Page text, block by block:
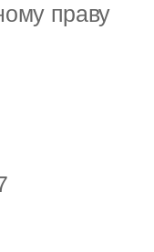
праву